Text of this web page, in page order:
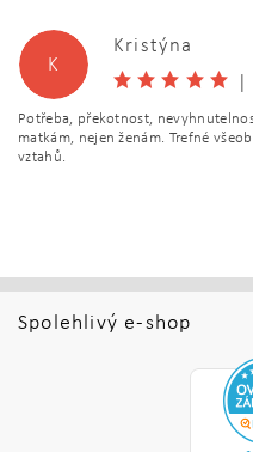
K
Kristýna
Potřeba, překotnost,
matkám, nejen ženám. Trefné
vztahů.
Spolehlivý e-shop